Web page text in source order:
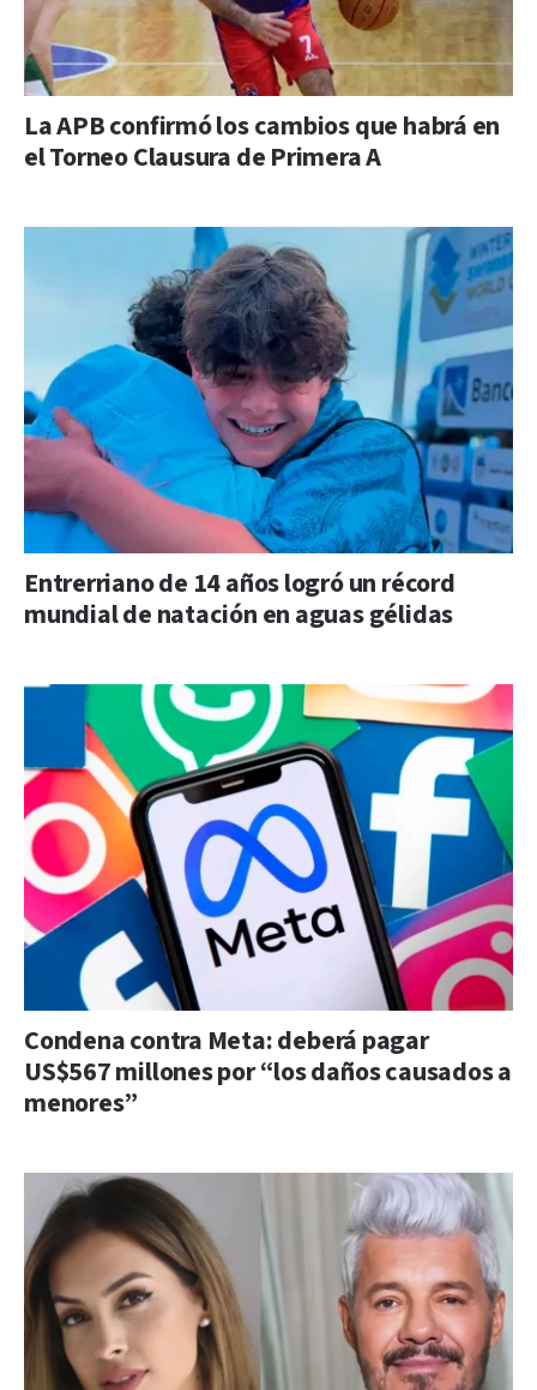
La APB confirmó los cambios que habrá en
el Torneo Clausura de Primera A
Entrerriano de 14 años logró un récord
mundial de natación en aguas gélidas
Condena contra Meta: deberá pagar
US$567 millones por “los daños causados a
menores”